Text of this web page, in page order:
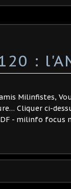
:
Milinfistes,
Cliquer ci-
- milinfo focus